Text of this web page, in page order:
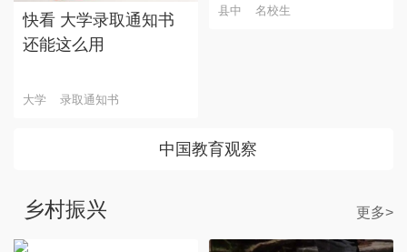
快看 大学录取通知书
还能这么用
大学 录取通知书
县中 名校生
中国教育观察
乡村振兴 更多>